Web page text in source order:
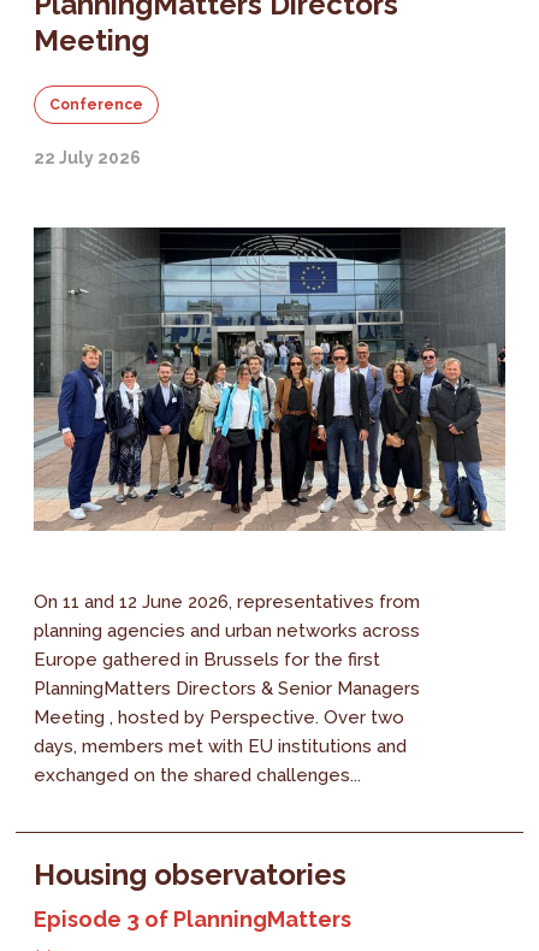
Meeting
Conference
22 July 2026
On 11 and 12 June 2026, representatives from
planning agencies and urban networks across
Europe gathered in Brussels for the first
PlanningMatters Directors & Senior Managers
Meeting , hosted by Perspective. Over two
days, members met with EU institutions and
exchanged on the shared challenges...
Housing observatories
Episode 3 of PlanningMatters